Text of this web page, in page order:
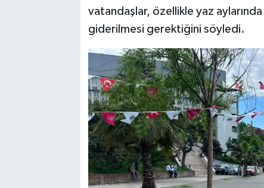
vatandaşlar, özellikle yaz
giderilmesi gerektiğini söyledi.